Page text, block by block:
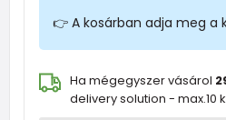
👉 A kosárban adja meg a
Ha mégegyszer vásárol
delivery solution - max.10